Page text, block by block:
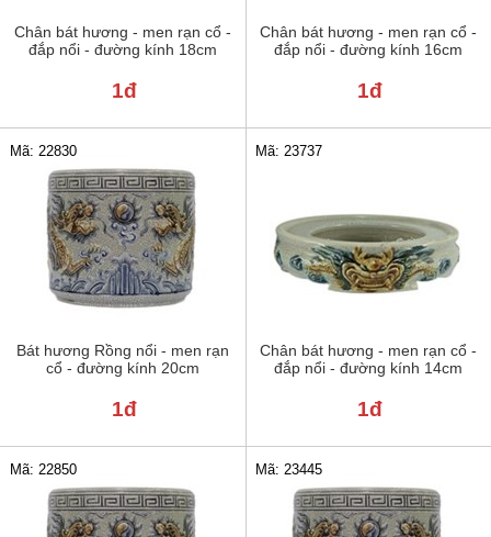
Chân bát hương - men rạn cổ -
đắp nổi - đường kính 18cm
1đ
Chân bát hương - men rạn cổ -
đắp nổi - đường kính 16cm
1đ
Bát hương Rồng nổi - men rạn
cổ - đường kính 20cm
Mã: 22830
1đ
Chân bát hương - men rạn cổ -
đắp nổi - đường kính 14cm
Mã: 23737
1đ
Mã: 22850 Mã: 23445